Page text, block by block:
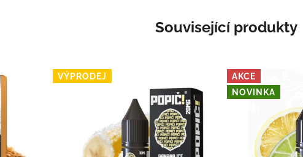
Související produkty
VÝPRODEJ
AKCE
NOVINKA